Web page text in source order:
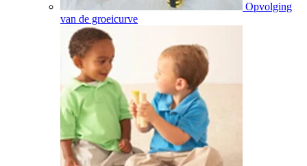
Opvolging
van de groeicurve